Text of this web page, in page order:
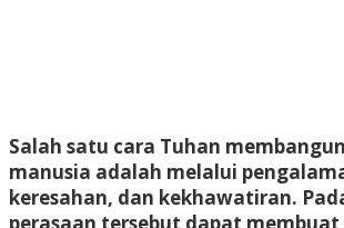
Salah satu cara Tuhan
manusia adalah melalui
keresahan, dan kekhawatiran.
perasaan tersebut dapat